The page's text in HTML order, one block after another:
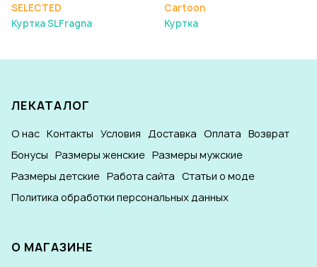
SELECTED
Куртка SLFragna
Cartoon
Куртка
ЛЕКАТАЛОГ
О нас Контакты Условия Доставка Оплата Возврат
Бонусы Размеры женские Размеры мужские
Размеры детские Работа сайта Статьи о моде
Политика обработки персональных данных
О МАГАЗИНЕ